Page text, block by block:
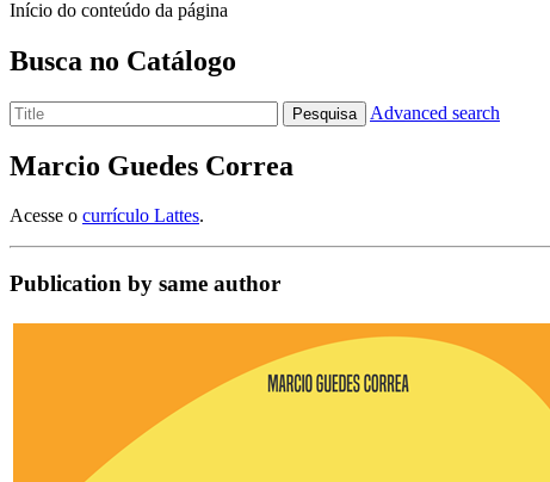
Início do conteúdo da página
Busca no Catálogo
Pesquisa Advanced search
Marcio Guedes Correa
Acesse o currículo Lattes.
Publication by same author